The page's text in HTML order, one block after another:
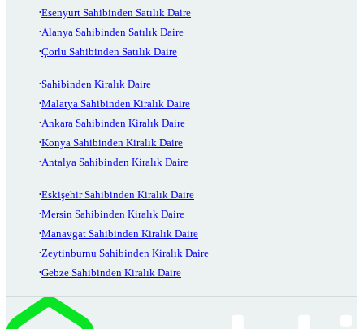
Esenyurt Sahibinden Satılık Daire
Alanya Sahibinden Satılık Daire
Çorlu Sahibinden Satılık Daire
Sahibinden Kiralık Daire
Malatya Sahibinden Kiralık Daire
Ankara Sahibinden Kiralık Daire
Konya Sahibinden Kiralık Daire
Antalya Sahibinden Kiralık Daire
Eskişehir Sahibinden Kiralık Daire
Mersin Sahibinden Kiralık Daire
Manavgat Sahibinden Kiralık Daire
Zeytinburnu Sahibinden Kiralık Daire
Gebze Sahibinden Kiralık Daire